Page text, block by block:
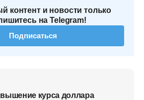
контент и новости только
на Telegram!
Подписаться
курса доллара